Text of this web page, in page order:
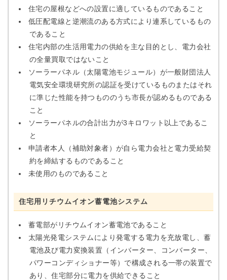
住宅の屋根などへの設置に適しているものであること
低圧配電線と逆潮流のある方式により連系しているもの
であること
住宅内部の生活用電力の供給を主な目的とし、電力会社
の全量買取ではないこと
ソーラーパネル（太陽電池モジュール）が一般財団法人
電気安全環境研究所の認証を受けているものまたはそれ
に準じた性能を持つもののうち市長が認めるものである
こと
ソーラーパネルの合計出力が3キロワット以上であるこ
と
申請者本人（補助対象者）が自ら電力会社と電力受給契
約を締結するものであること
未使用のものであること
住宅用リチウムイオン蓄電池システム
蓄電部がリチウムイオン蓄電池であること
太陽光発電システムにより発電する電力を充放電し、蓄
電池及び電力変換装置（インバーター、コンバーター、
パワーコンディショナー等）で構成される一帯の装置で
あり、住宅部分に電力を供給できること